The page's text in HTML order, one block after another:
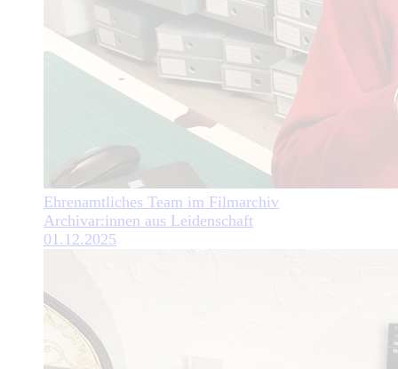
Ehrenamtliches Team im Filmarchiv
Archivar:innen aus Leidenschaft
01.12.2025